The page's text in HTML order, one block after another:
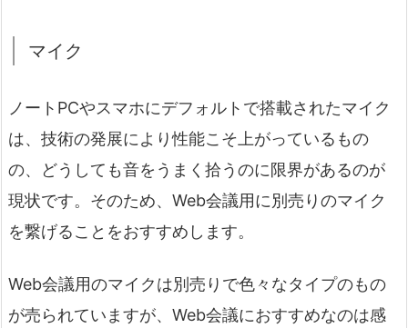
マイク
ノートPCやスマホにデフォルトで搭載されたマイク
は、技術の発展により性能こそ上がっているもの
の、どうしても音をうまく拾うのに限界があるのが
現状です。そのため、Web会議用に別売りのマイク
を繋げることをおすすめします。
Web会議用のマイクは別売りで色々なタイプのもの
が売られていますが、Web会議におすすめなのは感